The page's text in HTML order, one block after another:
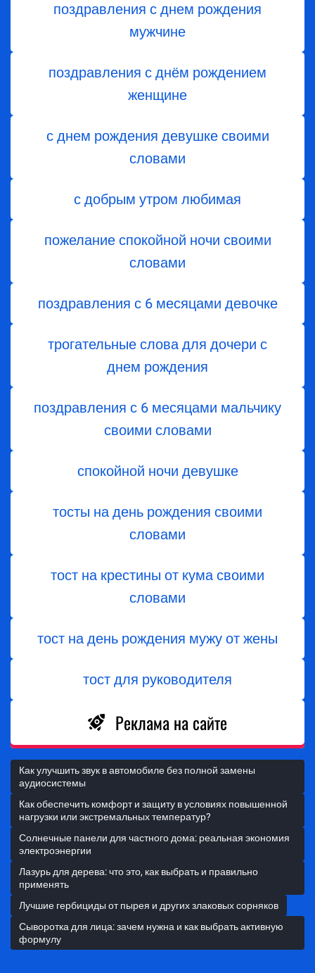
поздравления с днем рождения
мужчине
поздравления с днём рождением
женщине
с днем рождения девушке своими
словами
с добрым утром любимая
пожелание спокойной ночи своими
словами
поздравления с 6 месяцами девочке
трогательные слова для дочери с
днем ​​рождения
поздравления с 6 месяцами мальчику
своими словами
спокойной ночи девушке
тосты на день рождения своими
словами
тост на крестины от кума своими
словами
тост на день рождения мужу от жены
тост для руководителя
Реклама на сайте
Как улучшить звук в автомобиле без полной замены
аудиосистемы
Как обеспечить комфорт и защиту в условиях повышенной
нагрузки или экстремальных температур?
Солнечные панели для частного дома: реальная экономия
электроэнергии
Лазурь для дерева: что это, как выбрать и правильно
применять
Лучшие гербициды от пырея и других злаковых сорняков
Сыворотка для лица: зачем нужна и как выбрать активную
формулу